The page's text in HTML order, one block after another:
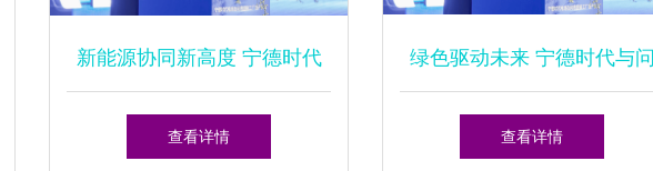
新能源协同新高度 宁德时代
与问界汽车‘厂中厂’项目投
查看详情
绿色驱动未来 宁德时代与问
界汽车“厂中厂”高端电池产线
查看详情